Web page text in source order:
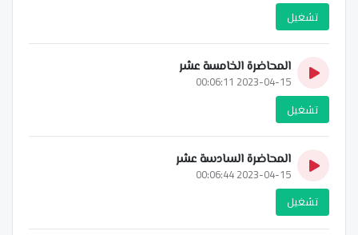
تشغيل
المحاضرة الخامسة عشر
2023-04-15 00:06:11
تشغيل
المحاضرة السادسة عشر
2023-04-15 00:06:44
تشغيل